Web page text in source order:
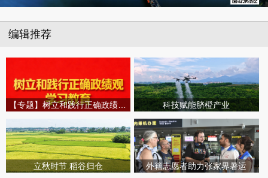
编辑推荐
科技赋能脐橙产业
立秋时节 稻谷归仓 外籍志愿者助力张家界暑运